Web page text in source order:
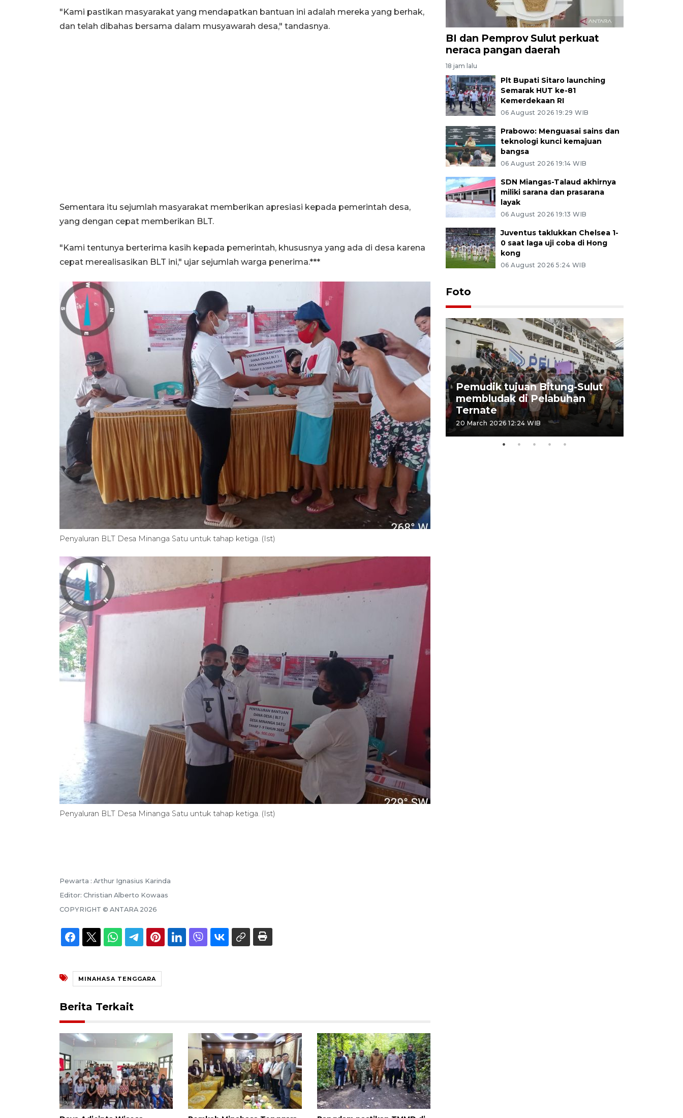
"Kami pastikan masyarakat yang mendapatkan bantuan ini adalah mereka yang berhak,
dan telah dibahas bersama dalam musyawarah desa," tandasnya.
Sementara itu sejumlah masyarakat memberikan apresiasi kepada pemerintah desa,
yang dengan cepat memberikan BLT.
"Kami tentunya berterima kasih kepada pemerintah, khususnya yang ada di desa karena
cepat merealisasikan BLT ini," ujar sejumlah warga penerima.***
Penyaluran BLT Desa Minanga Satu untuk tahap ketiga. (Ist)
Penyaluran BLT Desa Minanga Satu untuk tahap ketiga. (Ist)
Pewarta : Arthur Ignasius Karinda
Editor: Christian Alberto Kowaas
COPYRIGHT © ANTARA 2026
MINAHASA TENGGARA
Berita Terkait
BI dan Pemprov Sulut perkuat
neraca pangan daerah
18 jam lalu
Plt Bupati Sitaro launching
Semarak HUT ke-81
Kemerdekaan RI
06 August 2026 19:29 WIB
Prabowo: Menguasai sains dan
teknologi kunci kemajuan
bangsa
06 August 2026 19:14 WIB
SDN Miangas-Talaud akhirnya
miliki sarana dan prasarana
layak
06 August 2026 19:13 WIB
Juventus taklukkan Chelsea 1-
0 saat laga uji coba di Hong
kong
06 August 2026 5:24 WIB
Foto
Bank Citra: Dirgahayu ke-61
Provinsi Sulut
23 September 2025 18:08 WIB
Pemudik tujuan Bitung-Sulut
membludak di Pelabuhan
Ternate
20 March 2026 12:24 WIB